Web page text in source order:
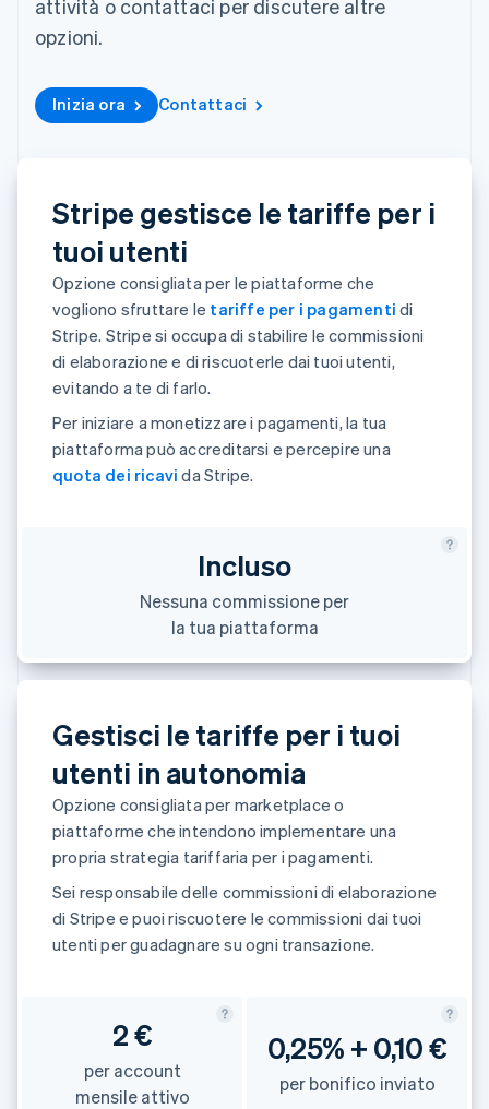
utente
pagamento
oltre 125
Terminal
Pagamenti di
Accettazione
ottimizzata
Link
Pagamento
accelerato
Financial
Connections
Conti finanziari
collegati
Automazione
Data Pipeline
Altro
Product roadmap
Prevenzione delle frodi
Costituzione di start-up
Rimozione del carbonio
Stripe Sessions 2026
Scopri come Stripe sta costruendo l'infrastruttura
Guarda ora
Gestione del denaro
Creator economy
Gaming
Ospitalità, viaggi e
tempo libero
Assicurazione
Media e
intrattenimento
Organizzazioni non
profit
Servizi professionali
amministrazione
Commercio al dettaglio
Stripe App Marketplace
Gestire gli
Emettere carte
garantite da stablecoin
Risorse
Integrazioni app
Esempi di codice
Blog per sviluppatori
Stato dell'API
Sala stampa
Recapiti
Contattaci
Diventa nostro partner
attività o contattaci per discutere altre
opzioni.
Inizia ora Contattaci
Stripe gestisce le tariffe per i
tuoi utenti
Opzione consigliata per le piattaforme che
vogliono sfruttare le tariffe per i pagamenti di
Stripe. Stripe si occupa di stabilire le commissioni
di elaborazione e di riscuoterle dai tuoi utenti,
evitando a te di farlo.
Per iniziare a monetizzare i pagamenti, la tua
piattaforma può accreditarsi e percepire una
quota dei ricavi da Stripe.
Incluso
Nessuna commissione per
la tua piattaforma
Gestisci le tariffe per i tuoi
utenti in autonomia
Opzione consigliata per marketplace o
piattaforme che intendono implementare una
propria strategia tariffaria per i pagamenti.
Sei responsabile delle commissioni di elaborazione
di Stripe e puoi riscuotere le commissioni dai tuoi
utenti per guadagnare su ogni transazione.
2 €
per account
mensile attivo
0,25% + 0,10 €
per bonifico inviato